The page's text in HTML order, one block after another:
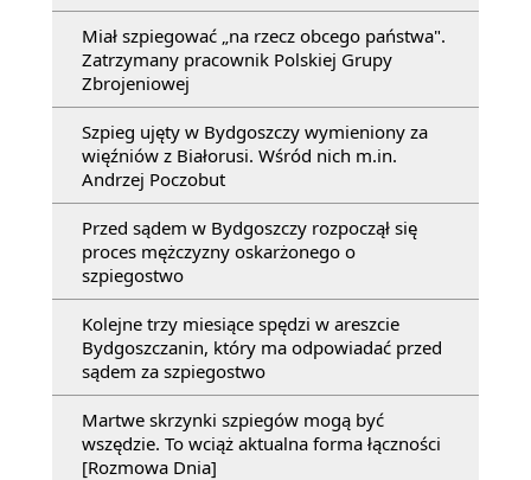
Miał szpiegować „na rzecz obcego państwa".
Zatrzymany pracownik Polskiej Grupy
Zbrojeniowej
Szpieg ujęty w Bydgoszczy wymieniony za
więźniów z Białorusi. Wśród nich m.in.
Andrzej Poczobut
Przed sądem w Bydgoszczy rozpoczął się
proces mężczyzny oskarżonego o
szpiegostwo
Kolejne trzy miesiące spędzi w areszcie
Bydgoszczanin, który ma odpowiadać przed
sądem za szpiegostwo
Martwe skrzynki szpiegów mogą być
wszędzie. To wciąż aktualna forma łączności
[Rozmowa Dnia]